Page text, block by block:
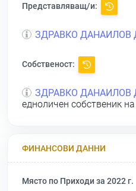
Представляващ/и:
ЗДРАВКО ДАНАИЛОВ
Собственост:
ЗДРАВКО ДАНАИЛОВ
едноличен собственик
ФИНАНСОВИ ДАННИ
Място по Приходи за 2022 г.